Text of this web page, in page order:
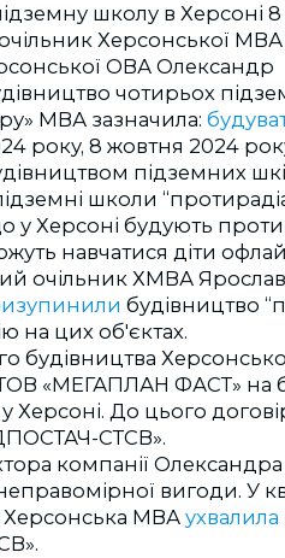
школу в Херсоні 8
Херсонської
ОВА Олександр
чотирьох
МВА зазначила:
року, 8 жовтня 2024
підземних
школи
у Херсоні будують
навчатися діти
очільник ХМВА
будівництво
на цих об'єктах.
будівництва
ТОВ «МЕГАПЛАН ФАСТ» на
у Херсоні. До цього
СТСВ».
компанії
вигоди. У
Херсонська МВА ухвалила